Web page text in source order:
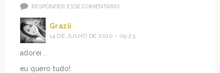
RESPONDER ESSE COMENTÁRIO
Grazii
14 DE JULHO DE 2010 - 09:23
adorei ..
eu quero tudo!